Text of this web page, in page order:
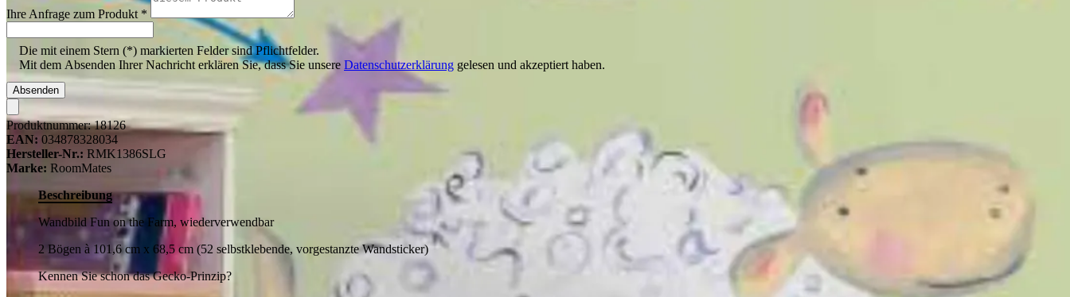
Ihre Anfrage zum Produkt *
Die mit einem Stern (*) markierten Felder sind Pflichtfelder.
Mit dem Absenden Ihrer Nachricht erklären Sie, dass Sie unsere Datenschutzerklärung gelesen und akzeptiert haben.
Absenden
Produktnummer:18126
EAN: 034878328034
Hersteller-Nr.: RMK1386SLG
Marke: RoomMates
Beschreibung
Wandbild Fun on the Farm, wiederverwendbar
2 Bögen à 101,6 cm x 68,5 cm (52 selbstklebende, vorgestanzte Wandsticker)
Kennen Sie schon das Gecko-Prinzip?